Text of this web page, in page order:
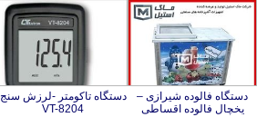
دستگاه فالوده شیرازی –
یخچال فالوده اقساطی
دستگاه تاکومتر -لرزش سنج
VT-8204